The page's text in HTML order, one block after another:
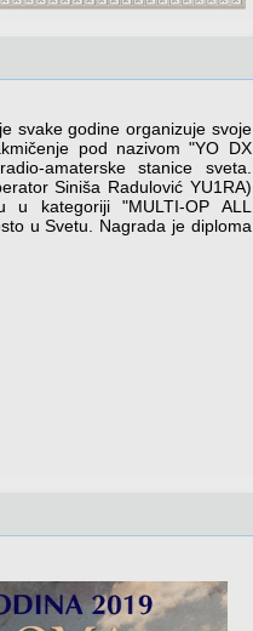
svake godine organizuje svoje
pod nazivom "YO DX
amaterske stanice sveta.
Siniša Radulović YU1RA)
u kategoriji "MULTI-OP ALL
u Svetu. Nagrada je diploma